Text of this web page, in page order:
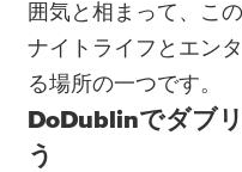
囲気と相まって、こ
ナイトライフとエン
る場所の一つです。
DoDublinでダブ
う